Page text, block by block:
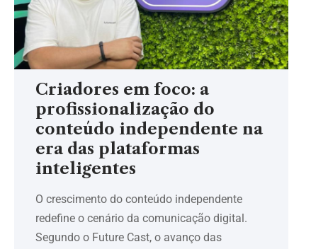
Criadores em foco: a
profissionalização do
conteúdo independente na
era das plataformas
inteligentes
O crescimento do conteúdo independente
redefine o cenário da comunicação digital.
Segundo o Future Cast, o avanço das